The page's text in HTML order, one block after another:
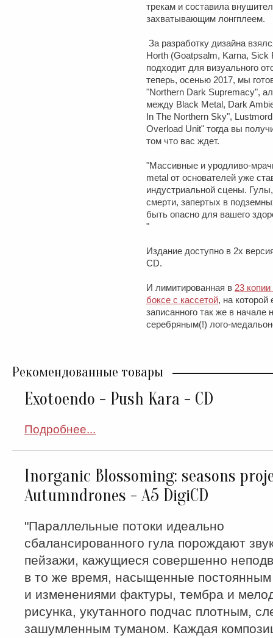
трекам и составила
захватывающим лонгплеем.
За разработку дизайна
Horth (Goatpsalm, Karna, Sick
подходит для визуального
теперь, осенью 2017, мы
"Northern Dark Supremacy",
между Black Metal, Dark
In The Northern Sky",
Overload Unit" тогда вы
том что вас ждет.
"Массивные и уродливо-
metal от основателей уже
индустриальной сцены.
смерти, запертых в
быть опасно для вашего
"
Издание доступно в 2х
CD.
И лимитированная в 23
боксе с кассетой, на которой
записанного так же в
серебряным(!) лого-
Рекомендованные товары
Exotoendo - Push Kara - CD
Подробнее...
Inorganic Blossoming: seasons
Autumndrones - A5 DigiCD
"Параллельные потоки идеально
сбалансированного гула порождают
пейзажи, кажущиеся совершенно
в то же время, насыщенные
и изменениями фактуры, тембра и
рисунка, укутанного подчас плотным,
зашумленным туманом. Каждая